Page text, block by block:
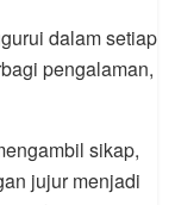
dalam setiap
pengalaman,
sikap,
jujur menjadi